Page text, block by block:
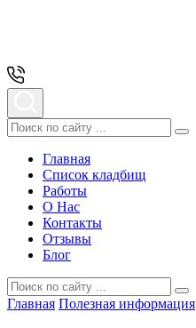
Главная
Список кладбищ
Работы
О Нас
Контакты
Отзывы
Блог
Главная Полезная информация